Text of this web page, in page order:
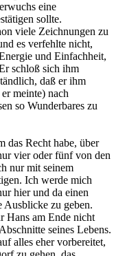
eine
sollte.
viele Zeichnungen zu
es verfehlte nicht,
und Einfachheit,
schloß sich ihm
daß er ihm
meinte) nach
so Wunderbares zu
das Recht habe, über
vier oder fünf von den
nur mit seinem
Ich werde mich
hier und da einen
Ausblicke zu geben.
Hans am Ende nicht
seines Lebens.
alles eher vorbereitet,